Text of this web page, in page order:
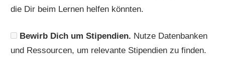
die Dir beim Lernen helfen könnten.
Bewirb Dich um Stipendien. Nutze Datenbanken
und Ressourcen, um relevante Stipendien zu finden.